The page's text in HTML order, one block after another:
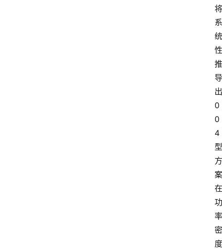
将
系
统
性
推
导
出
0
0
4
型
方
案
在
功
率
密
度